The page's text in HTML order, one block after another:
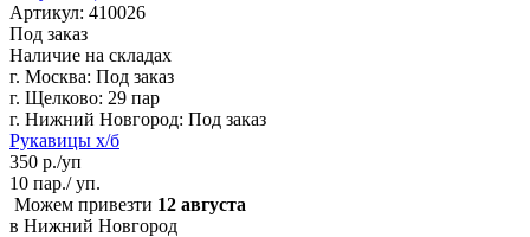
Артикул: 410026
Под заказ
Наличие на складах
г. Москва: Под заказ
г. Щелково: 29 пар
г. Нижний Новгород: Под заказ
Рукавицы х/б
350 р./уп
10 пар./ уп.
Можем привезти 12 августа
в Нижний Новгород